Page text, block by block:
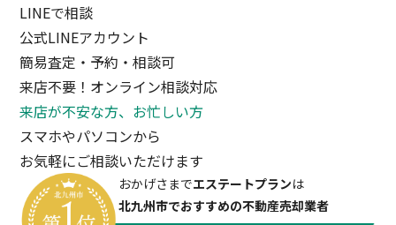
LINEで相談
公式LINEアカウント
簡易査定・予約・相談可
来店不要！オンライン相談対応
来店が不安な方、お忙しい方
スマホやパソコンから
お気軽にご相談いただけます
おかげさまでエステートプランは
北九州市でおすすめの不動産売却業者